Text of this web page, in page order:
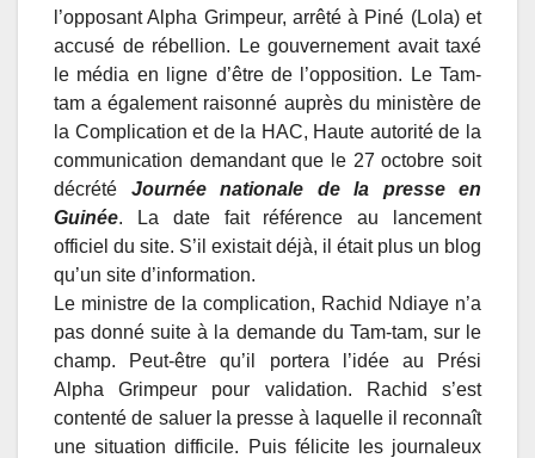
l’opposant Alpha Grimpeur, arrêté à Piné (Lola) et
accusé de rébellion. Le gouvernement avait taxé
le média en ligne d’être de l’opposition. Le Tam-
tam a également raisonné auprès du ministère de
la Complication et de la HAC, Haute autorité de la
communication demandant que le 27 octobre soit
décrété Journée nationale de la presse en
Guinée. La date fait référence au lancement
officiel du site. S’il existait déjà, il était plus un blog
qu’un site d’information.
Le ministre de la complication, Rachid Ndiaye n’a
pas donné suite à la demande du Tam-tam, sur le
champ. Peut-être qu’il portera l’idée au Prési
Alpha Grimpeur pour validation. Rachid s’est
contenté de saluer la presse à laquelle il reconnaît
une situation difficile. Puis félicite les journaleux